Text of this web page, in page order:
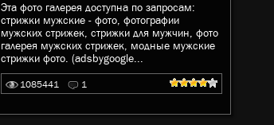
Эта фото галерея доступна по запросам:
стрижки мужские - фото, фотографии
мужских стрижек, стрижки для мужчин, фото
галерея мужских стрижек, модные мужские
стрижки фото. (adsbygoogle...
1085441 1